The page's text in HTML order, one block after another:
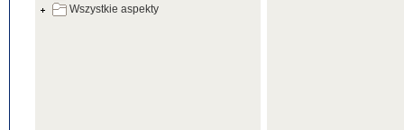
Wszystkie aspekty